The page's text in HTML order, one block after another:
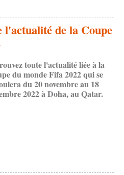
de la Coupe
toute l'actualité liée à la
du monde Fifa 2022 qui se
du 20 novembre au 18
2022 à Doha, au Qatar.